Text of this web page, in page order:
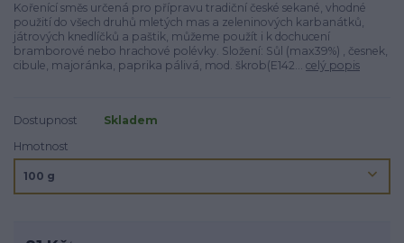
Kořenící směs určená pro přípravu tradiční české sekané, vhodné
použití do všech druhů mletých mas a zeleninových karbanátků,
játrových knedlíčků a paštik, můžeme použít i k dochucení
bramborové nebo hrachové polévky. Složení: Sůl (max39%) , česnek,
cibule, majoránka, paprika pálivá, mod. škrob(E142... celý popis
Dostupnost
Skladem
Hmotnost